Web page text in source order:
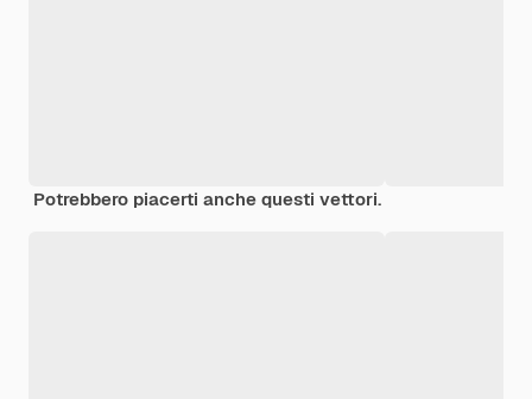
Potrebbero piacerti anche questi vettori.